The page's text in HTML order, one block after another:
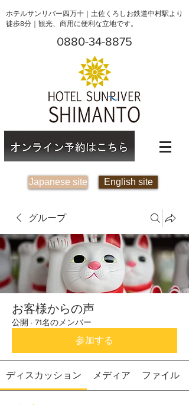
ホテルサンリバー四万十｜土佐くろしお鉄道中村駅より
徒歩8分｜観光、商用に便利な立地です。
0880-34-8875
Japanese site English site
グループ
お客様からの声
公開 · 71名のメンバー
参加する
ディスカッション メディア ファイル